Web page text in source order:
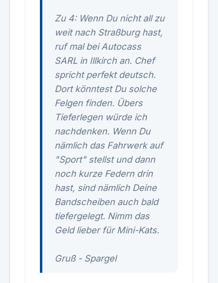
Zu 4: Wenn Du nicht all zu
weit nach Straßburg hast,
ruf mal bei Autocass
SARL in Illkirch an. Chef
spricht perfekt deutsch.
Dort könntest Du solche
Felgen finden. Übers
Tieferlegen würde ich
nachdenken. Wenn Du
nämlich das Fahrwerk auf
"Sport" stellst und dann
noch kurze Federn drin
hast, sind nämlich Deine
Bandscheiben auch bald
tiefergelegt. Nimm das
Geld lieber für Mini-Kats.
Gruß - Spargel